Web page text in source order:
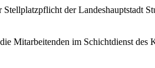
Stellplatzpflicht der Landeshauptstadt
Mitarbeitenden im Schichtdienst des